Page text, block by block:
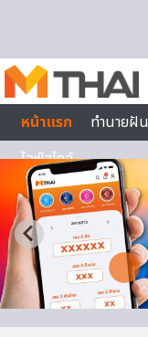
หน้าแรก
ทำนายฝัน
ไลฟ์สไตล์